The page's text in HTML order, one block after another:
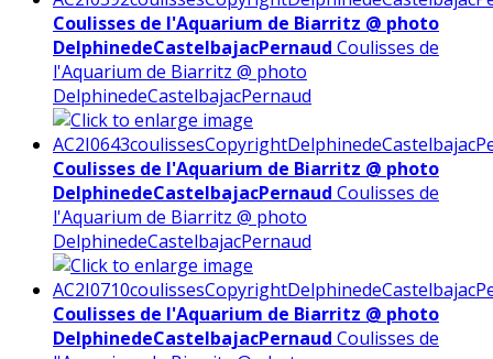
Coulisses de l'Aquarium de Biarritz @ photo
DelphinedeCastelbajacPernaud Coulisses de
l'Aquarium de Biarritz @ photo
DelphinedeCastelbajacPernaud
Coulisses de l'Aquarium de Biarritz @ photo
DelphinedeCastelbajacPernaud Coulisses de
l'Aquarium de Biarritz @ photo
DelphinedeCastelbajacPernaud
Coulisses de l'Aquarium de Biarritz @ photo
DelphinedeCastelbajacPernaud Coulisses de